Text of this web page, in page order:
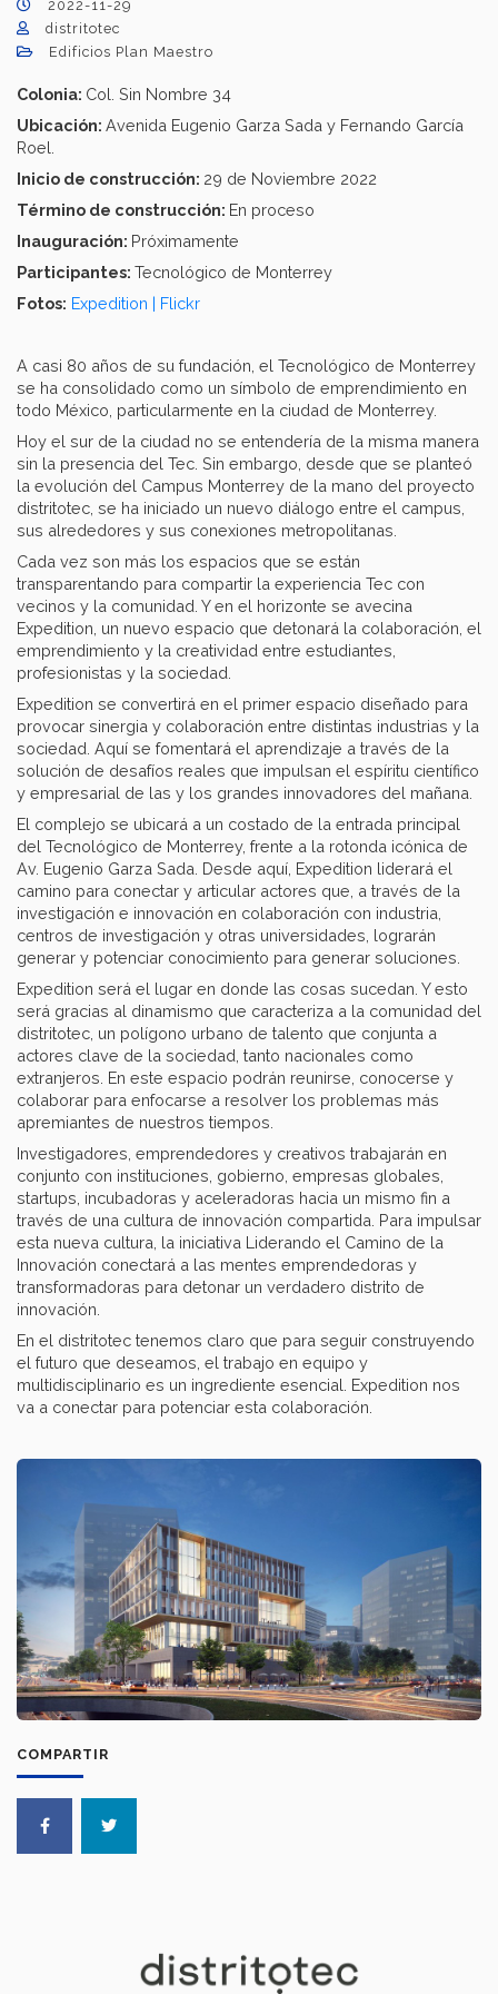
COMPARTIR
2022-11-29
distritotec
Edificios Plan Maestro
Colonia: Col. Sin Nombre 34
Ubicación: Avenida Eugenio Garza Sada y Fernando García
Roel.
Inicio de construcción: 29 de Noviembre 2022
Término de construcción: En proceso
Inauguración: Próximamente
Participantes: Tecnológico de Monterrey
Fotos: Expedition | Flickr
A casi 80 años de su fundación, el Tecnológico de Monterrey
se ha consolidado como un símbolo de emprendimiento en
todo México, particularmente en la ciudad de Monterrey.
Hoy el sur de la ciudad no se entendería de la misma manera
sin la presencia del Tec. Sin embargo, desde que se planteó
la evolución del Campus Monterrey de la mano del proyecto
distritotec, se ha iniciado un nuevo diálogo entre el campus,
sus alrededores y sus conexiones metropolitanas.
Cada vez son más los espacios que se están
transparentando para compartir la experiencia Tec con
vecinos y la comunidad. Y en el horizonte se avecina
Expedition, un nuevo espacio que detonará la colaboración, el
emprendimiento y la creatividad entre estudiantes,
profesionistas y la sociedad.
Expedition se convertirá en el primer espacio diseñado para
provocar sinergia y colaboración entre distintas industrias y la
sociedad. Aquí se fomentará el aprendizaje a través de la
solución de desafíos reales que impulsan el espíritu científico
y empresarial de las y los grandes innovadores del mañana.
El complejo se ubicará a un costado de la entrada principal
del Tecnológico de Monterrey, frente a la rotonda icónica de
Av. Eugenio Garza Sada. Desde aquí, Expedition liderará el
camino para conectar y articular actores que, a través de la
investigación e innovación en colaboración con industria,
centros de investigación y otras universidades, lograrán
generar y potenciar conocimiento para generar soluciones.
Expedition será el lugar en donde las cosas sucedan. Y esto
será gracias al dinamismo que caracteriza a la comunidad del
distritotec, un polígono urbano de talento que conjunta a
actores clave de la sociedad, tanto nacionales como
extranjeros. En este espacio podrán reunirse, conocerse y
colaborar para enfocarse a resolver los problemas más
apremiantes de nuestros tiempos.
Investigadores, emprendedores y creativos trabajarán en
conjunto con instituciones, gobierno, empresas globales,
startups, incubadoras y aceleradoras hacia un mismo fin a
través de una cultura de innovación compartida. Para impulsar
esta nueva cultura, la iniciativa Liderando el Camino de la
Innovación conectará a las mentes emprendedoras y
transformadoras para detonar un verdadero distrito de
innovación.
En el distritotec tenemos claro que para seguir construyendo
el futuro que deseamos, el trabajo en equipo y
multidisciplinario es un ingrediente esencial. Expedition nos
va a conectar para potenciar esta colaboración.